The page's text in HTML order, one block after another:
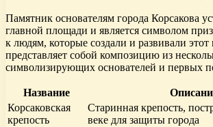
Памятник основателям города Корсакова
главной площади и является символом
к людям, которые создали и развивали
представляет собой композицию из
символизирующих основателей и первых
Название
Корсаковская
крепость
Старинная крепость,
веке для защиты города